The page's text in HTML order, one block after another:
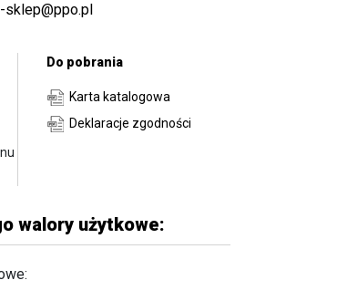
sklep@ppo.pl
Do pobrania
Karta katalogowa
Deklaracje zgodności
walory użytkowe: